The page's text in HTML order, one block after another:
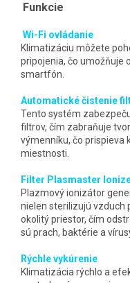
Funkcie
Wi-Fi ovládanie
Klimatizáciu môžete
pripojenia, čo umožňuje
smartfón.
Automatické čistenie
Tento systém
filtrov, čím zabraňuje
výmenníku, čo prispieva
miestnosti.
Filter Plasmaster
Plazmový ionizátor
nielen sterilizujú vzduch
okolitý priestor, čím
sú prach, baktérie a
Rýchle vykúrenie
Klimatizácia rýchlo a